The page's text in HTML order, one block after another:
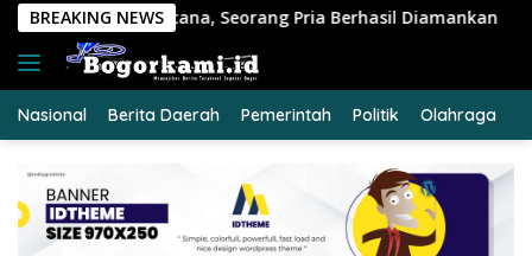
Langsung
konten
BREAKING NEWS
Pria Berhasil Diamankan Polres Siak Ungkap
Nasional Berita Daerah Pemerintah Politik Olahraga